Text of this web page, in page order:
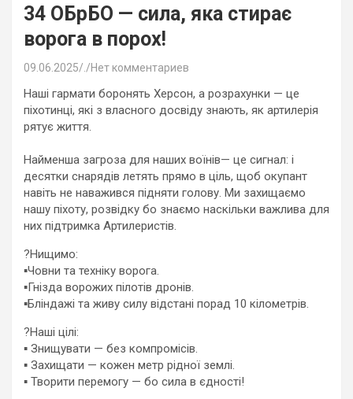
34 ОБрБО — сила, яка стирає
ворога в порох!
09.06.2025 Нет комментариев
Наші гармати боронять Херсон, а розрахунки — це
піхотинці, які з власного досвіду знають, як артилерія
рятує життя.
Найменша загроза для наших воїнів— це сигнал: і
десятки снарядів летять прямо в ціль, щоб окупант
навіть не наважився підняти голову. Ми захищаємо
нашу піхоту, розвідку бо знаємо наскільки важлива для
них підтримка Артилеристів.
?Нищимо:
▪️Човни та техніку ворога.
▪️Гнізда ворожих пілотів дронів.
▪️Бліндажі та живу силу відстані порад 10 кілометрів.
?Наші цілі:
▪️ Знищувати — без компромісів.
▪️ Захищати — кожен метр рідної землі.
▪️ Творити перемогу — бо сила в єдності!